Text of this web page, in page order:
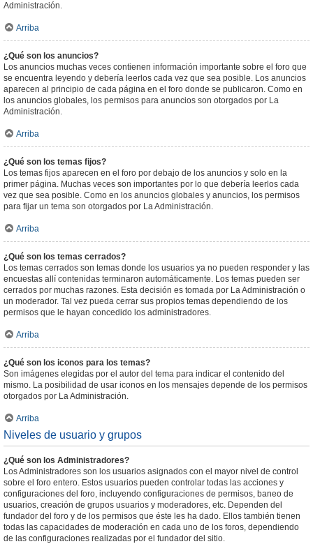
Administración.
Arriba
¿Qué son los anuncios?
Los anuncios muchas veces contienen información importante sobre el foro que
se encuentra leyendo y debería leerlos cada vez que sea posible. Los anuncios
aparecen al principio de cada página en el foro donde se publicaron. Como en
los anuncios globales, los permisos para anuncios son otorgados por La
Administración.
Arriba
¿Qué son los temas fijos?
Los temas fijos aparecen en el foro por debajo de los anuncios y solo en la
primer página. Muchas veces son importantes por lo que debería leerlos cada
vez que sea posible. Como en los anuncios globales y anuncios, los permisos
para fijar un tema son otorgados por La Administración.
Arriba
¿Qué son los temas cerrados?
Los temas cerrados son temas donde los usuarios ya no pueden responder y las
encuestas allí contenidas terminaron automáticamente. Los temas pueden ser
cerrados por muchas razones. Esta decisión es tomada por La Administración o
un moderador. Tal vez pueda cerrar sus propios temas dependiendo de los
permisos que le hayan concedido los administradores.
Arriba
¿Qué son los iconos para los temas?
Son imágenes elegidas por el autor del tema para indicar el contenido del
mismo. La posibilidad de usar iconos en los mensajes depende de los permisos
otorgados por La Administración.
Arriba
Niveles de usuario y grupos
¿Qué son los Administradores?
Los Administradores son los usuarios asignados con el mayor nivel de control
sobre el foro entero. Estos usuarios pueden controlar todas las acciones y
configuraciones del foro, incluyendo configuraciones de permisos, baneo de
usuarios, creación de grupos usuarios y moderadores, etc. Dependen del
fundador del foro y de los permisos que éste les ha dado. Ellos también tienen
todas las capacidades de moderación en cada uno de los foros, dependiendo
de las configuraciones realizadas por el fundador del sitio.